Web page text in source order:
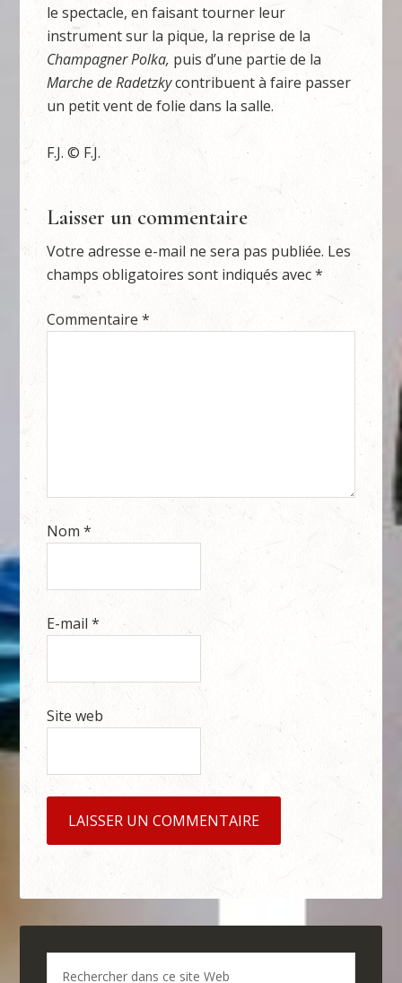
le spectacle, en faisant tourner leur
instrument sur la pique, la reprise de la
Champagner Polka, puis d’une partie de la
Marche de Radetzkycontribuent à faire passer
un petit vent de folie dans la salle.
F.J. © F.J.
Laisser un commentaire
Votre adresse e-mail ne sera pas publiée. Les
champs obligatoires sont indiqués avec*
Commentaire*
Nom*
E-mail*
Site web